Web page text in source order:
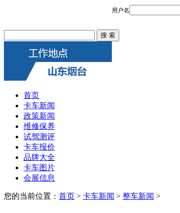
首页
卡车新闻
政策新闻
维修保养
试驾测评
卡车报价
品牌大全
卡车图片
会展信息
您的当前位置： 首页 > 卡车新闻 > 整车新闻 >